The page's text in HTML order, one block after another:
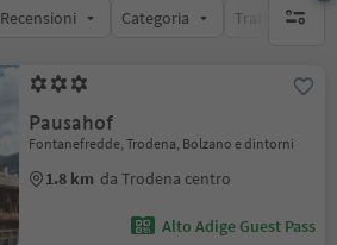
Recensioni Categoria Trattamento
1 filtro
Pausahof
Fontanefredde, Trodena, Bolzano e dintorni
1.8 km da Trodena centro
Alto Adige Guest Pass